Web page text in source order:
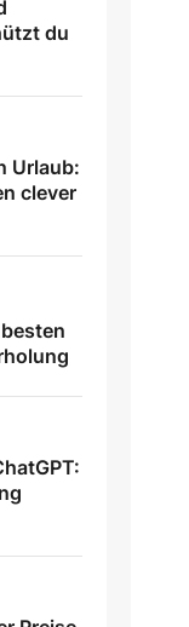
du
Urlaub:
clever